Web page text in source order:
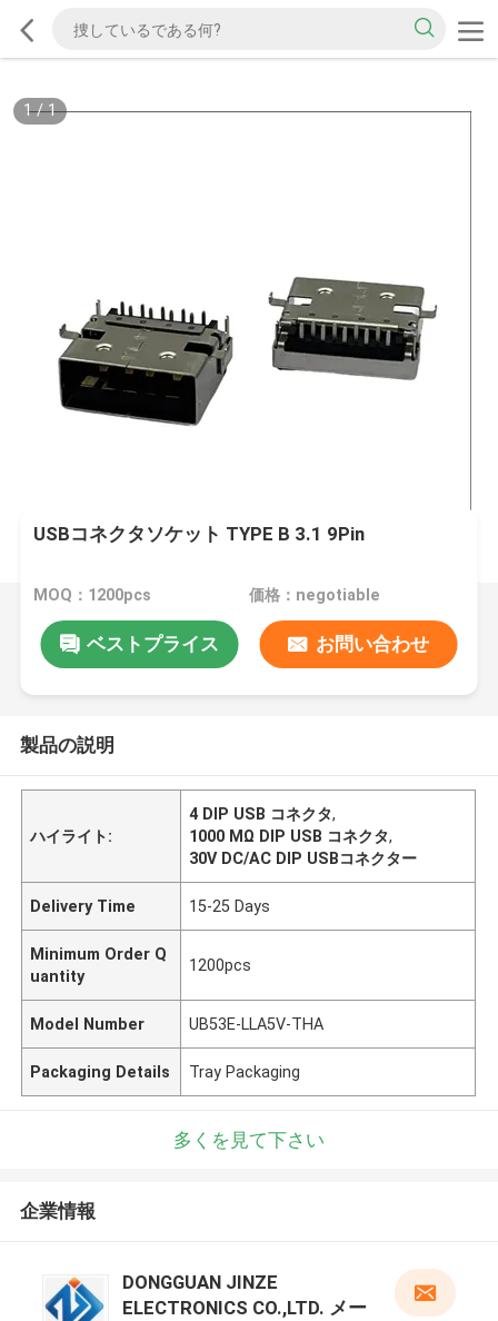
1/1
USBコネクタソケット TYPE B 3.1 9Pin
MOQ：1200pcs 価格：negotiable
ベストプライス お問い合わせ
製品の説明
ハイライト:
4 DIP USB コネクタ,
1000 MΩ DIP USB コネクタ,
30V DC/AC DIP USBコネクター
Delivery Time 15-25 Days
Minimum Order Q
uantity
1200pcs
Model Number UB53E-LLA5V-THA
Packaging Details Tray Packaging
多くを見て下さい
企業情報
DONGGUAN JINZE
ELECTRONICS CO.,LTD. メー